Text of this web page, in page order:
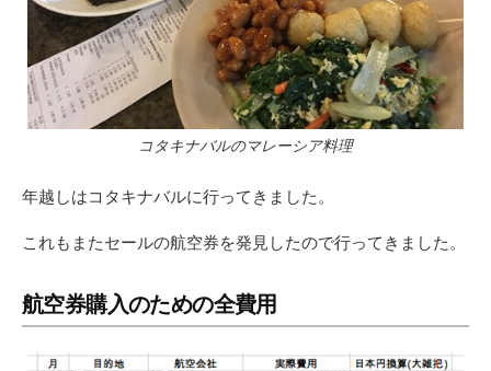
コタキナバルのマレーシア料理
年越しはコタキナバルに行ってきました。
これもまたセールの航空券を発見したので行ってきました。
航空券購入のための全費用